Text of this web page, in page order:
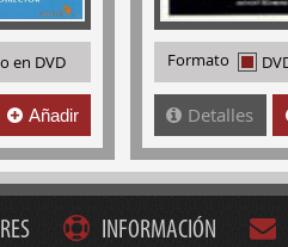
en DVD
Añadir
Formato
Detalles
INFORMACIÓN